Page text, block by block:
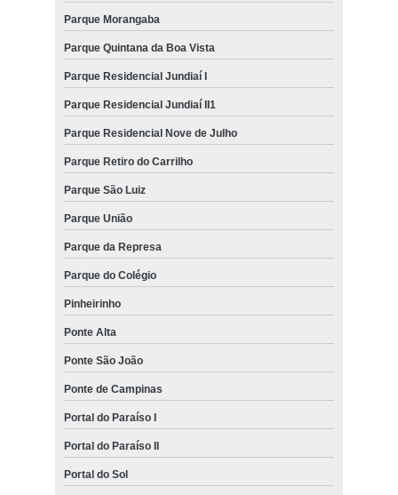
Parque Morangaba
Parque Quintana da Boa Vista
Parque Residencial Jundiaí I
Parque Residencial Jundiaí II1
Parque Residencial Nove de Julho
Parque Retiro do Carrilho
Parque São Luiz
Parque União
Parque da Represa
Parque do Colégio
Pinheirinho
Ponte Alta
Ponte São João
Ponte de Campinas
Portal do Paraíso I
Portal do Paraíso II
Portal do Sol